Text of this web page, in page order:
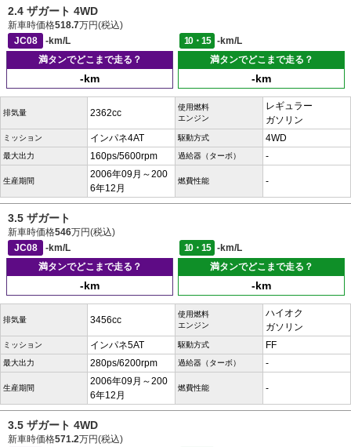
2.4 ザガート 4WD
新車時価格518.7万円(税込)
JC08
-km/L 10・15
-km/L
満タンでどこまで走る？
-km
満タンでどこまで走る？
-km
排気量 2362cc
使用燃料
エンジン
レギュラー
ガソリン
ミッション インパネ4AT 駆動方式 4WD
最大出力 160ps/5600rpm 過給器（ターボ） -
生産期間
2006年09月～200
6年12月
燃費性能 -
3.5 ザガート
新車時価格546万円(税込)
JC08
-km/L 10・15
-km/L
満タンでどこまで走る？
-km
満タンでどこまで走る？
-km
排気量 3456cc
使用燃料
エンジン
ハイオク
ガソリン
ミッション インパネ5AT 駆動方式 FF
最大出力 280ps/6200rpm 過給器（ターボ） -
生産期間
2006年09月～200
6年12月
燃費性能 -
3.5 ザガート 4WD
新車時価格571.2万円(税込)